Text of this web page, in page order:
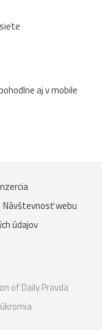
aj v mobile
Návštevnosť webu
údajov
of Daily Pravda